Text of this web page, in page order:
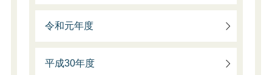
令和元年度
平成30年度